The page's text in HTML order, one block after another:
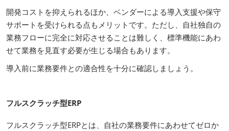
開発コストを抑えられるほか、ベンダーによる導入支援や保守
サポートを受けられる点もメリットです。ただし、自社独自の
業務フローに完全に対応させることは難しく、標準機能にあわ
せて業務を見直す必要が生じる場合もあります。
導入前に業務要件との適合性を十分に確認しましょう。
フルスクラッチ型ERP
フルスクラッチ型ERPとは、自社の業務要件にあわせてゼロか